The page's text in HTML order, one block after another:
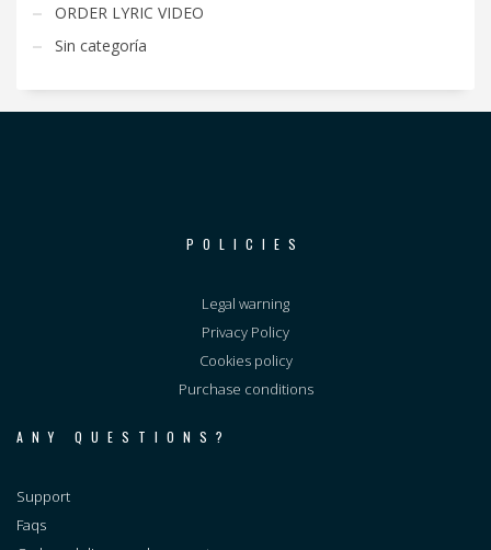
ORDER LYRIC VIDEO
Sin categoría
POLICIES
Legal warning
Privacy Policy
Cookies policy
Purchase conditions
ANY QUESTIONS?
Support
Faqs